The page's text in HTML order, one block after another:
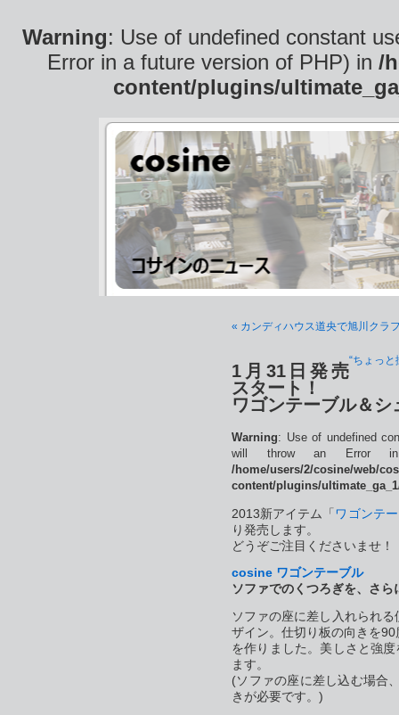
Warning: Use of undefined constant
Error in a future version of PHP) in /
content/plugins/
« カンディハウス道央で旭川クラ
“ちょっ
1月31日発売
スタート！
ワゴンテーブル＆シ
Warning: Use of undefined
will throw an Error
/home/users/2/cosine/web/
content/plugins/
2013新アイテム「ワゴンテ
り発売します。
どうぞご注目くださいませ！
cosine ワゴンテーブル
ソファでのくつろぎを、さら
ソファの座に差し入れられ
ザイン。仕切り板の向きを
を作りました。美しさと強
ます。
(ソファの座に差し込む場合
きが必要です。)